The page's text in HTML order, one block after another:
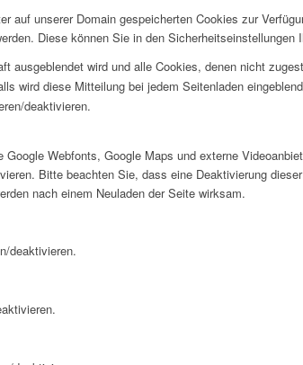
auf unserer Domain gespeicherten Cookies zur
Diese können Sie in den Sicherheitseinstellungen
ausgeblendet wird und alle Cookies, denen nicht
wird diese Mitteilung bei jedem Seitenladen
deaktivieren.
Webfonts, Google Maps und externe
Bitte beachten Sie, dass eine Deaktivierung
nach einem Neuladen der Seite wirksam.
deaktivieren.